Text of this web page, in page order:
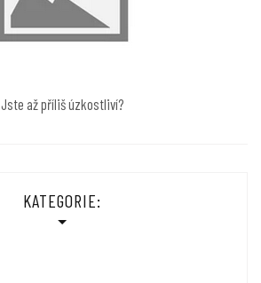
Jste až příliš úzkostliví?
KATEGORIE: